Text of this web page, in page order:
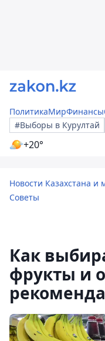
ПолитикаМирФинансы
#Выборы в Курултай
+20°
Новости Казахстана и
Советы
Как
фрукты и